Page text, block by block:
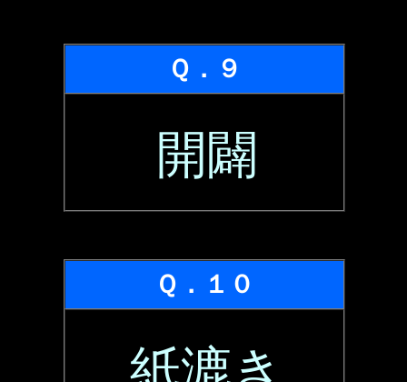
Ｑ．９
開闢
Ｑ．１０
紙漉き